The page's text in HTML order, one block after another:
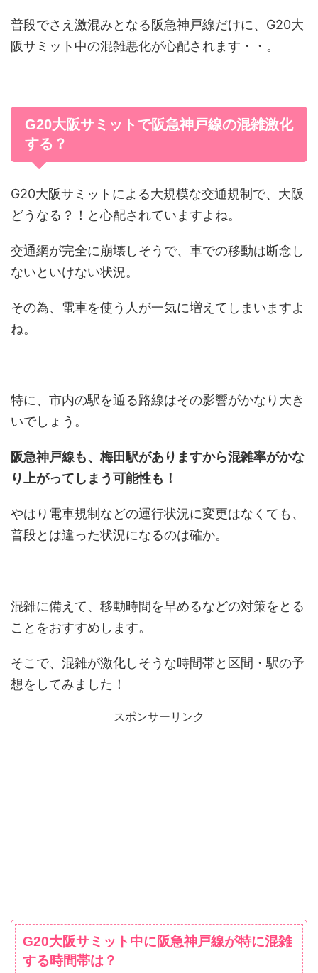
普段でさえ激混みとなる阪急神戸線だけに、G20大
阪サミット中の混雑悪化が心配されます・・。
G20大阪サミットで阪急神戸線の混雑激化
する？
G20大阪サミットによる大規模な交通規制で、大阪
どうなる？！と心配されていますよね。
交通網が完全に崩壊しそうで、車での移動は断念し
ないといけない状況。
その為、電車を使う人が一気に増えてしまいますよ
ね。
特に、市内の駅を通る路線はその影響がかなり大き
いでしょう。
阪急神戸線も、梅田駅がありますから混雑率がかな
り上がってしまう可能性も！
やはり電車規制などの運行状況に変更はなくても、
普段とは違った状況になるのは確か。
混雑に備えて、移動時間を早めるなどの対策をとる
ことをおすすめします。
そこで、混雑が激化しそうな時間帯と区間・駅の予
想をしてみました！
スポンサーリンク
G20大阪サミット中に阪急神戸線が特に混雑
する時間帯は？